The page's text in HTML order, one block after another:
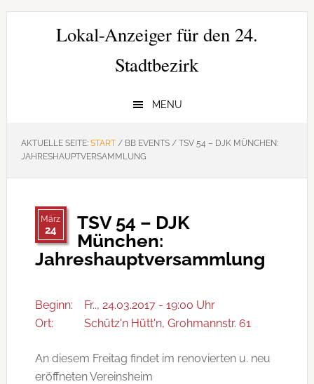
Zur
Hauptnavigation
Zum
Zur
SeitenspalteLokal-Anzeiger für den 24.
Stadtbezirk
MENU
AKTUELLE SEITE: START /BB EVENTS /TSV 54 – DJK MÜNCHEN:
JAHRESHAUPTVERSAMMLUNG
März
24
TSV 54 – DJK
München:
Jahreshauptversammlung
Beginn:
Fr.., 24.03.2017 - 19:00 Uhr
Ort:
Schütz'n Hütt'n, Grohmannstr. 61
An diesem Freitag findet im renovierten u. neu
eröffneten Vereinsheim